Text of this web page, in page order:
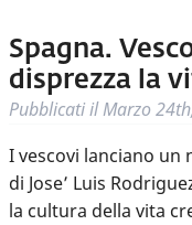
Spagna.
disprezza la
Pubblicati ilMarzo
I vescovi lanciano un
di Jose’ Luis
la cultura della vita